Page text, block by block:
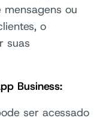
ou
o
suas
Business:
ser acessado